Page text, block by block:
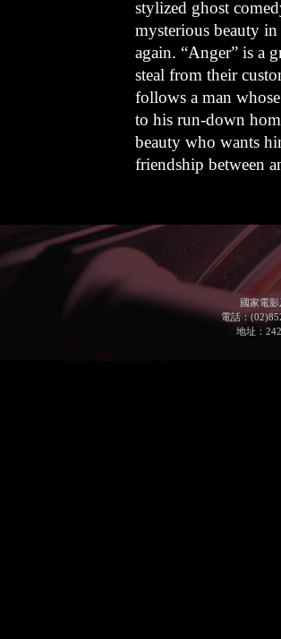
stylized ghost
mysterious beauty
again. “Anger” is a
steal from their
follows a man
to his run-down
beauty who wants
friendship between
國家電
電話：
地址：